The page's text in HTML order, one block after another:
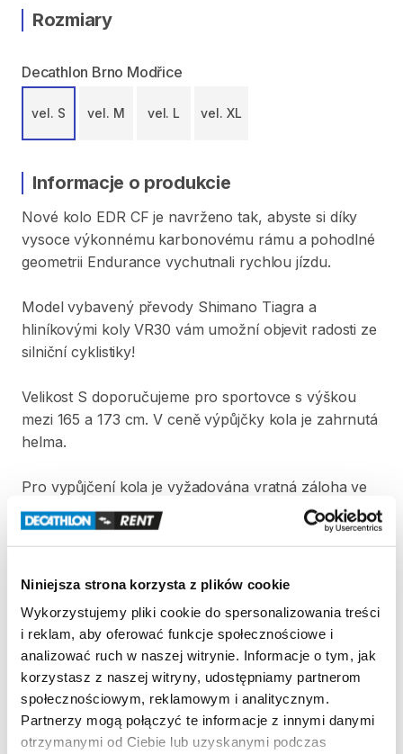
Niniejsza strona korzysta z plików cookie
Wykorzystujemy pliki cookie do spersonalizowania treści
i reklam, aby oferować funkcje społecznościowe i
analizować ruch w naszej witrynie. Informacje o tym, jak
korzystasz z naszej witryny, udostępniamy partnerom
społecznościowym, reklamowym i analitycznym.
Partnerzy mogą połączyć te informacje z innymi danymi
otrzymanymi od Ciebie lub uzyskanymi podczas
Rozmiary
Decathlon Brno Modřice
vel. S vel. M vel. L vel. XL
Informacje o produkcie
Nové kolo EDR CF je navrženo tak​,​ abyste si díky
vysoce výkonnému karbonovému rámu a pohodlné
geometrii Endurance vychutnali rychlou jízdu.
Model vybavený převody Shimano Tiagra a
hliníkovými koly VR30 vám umožní objevit radosti ze
silniční cyklistiky!
Velikost S doporučujeme pro sportovce s výškou
mezi 165 a 173 cm. V ceně výpůjčky kola je zahrnutá
helma.
Pro vypůjčení kola je vyžadována vratná záloha ve
výši 5 000 Kč.
Zasady wypożyczenia
REGULAMIN
Regulamin wypożyczalni